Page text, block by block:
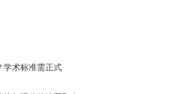
学术标准需正式